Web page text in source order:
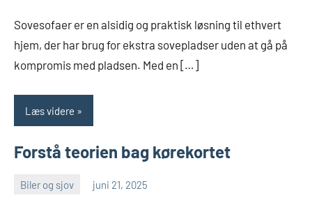
Sovesofaer er en alsidig og praktisk løsning til ethvert
hjem, der har brug for ekstra sovepladser uden at gå på
kompromis med pladsen. Med en […]
Læs videre
Forstå teorien bag kørekortet
Biler og sjov juni 21, 2025